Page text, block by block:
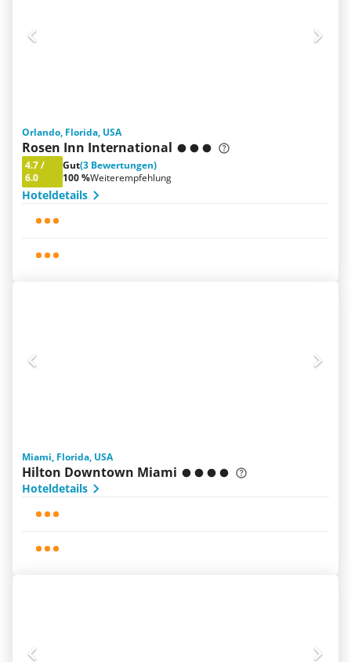
Orlando, Florida, USA
Rosen Inn International
4.7/
6.0
Gut(3 Bewertungen)
100 %Weiterempfehlung
Hoteldetails
Miami, Florida, USA
Hilton Downtown Miami
Hoteldetails